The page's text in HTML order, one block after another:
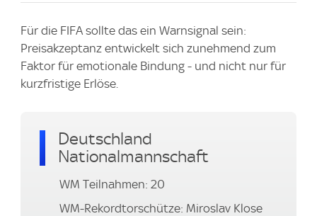
Für die FIFA sollte das ein Warnsignal sein:
Preisakzeptanz entwickelt sich zunehmend zum
Faktor für emotionale Bindung - und nicht nur für
kurzfristige Erlöse.
Deutschland
Nationalmannschaft
WM Teilnahmen: 20
WM-Rekordtorschütze: Miroslav Klose